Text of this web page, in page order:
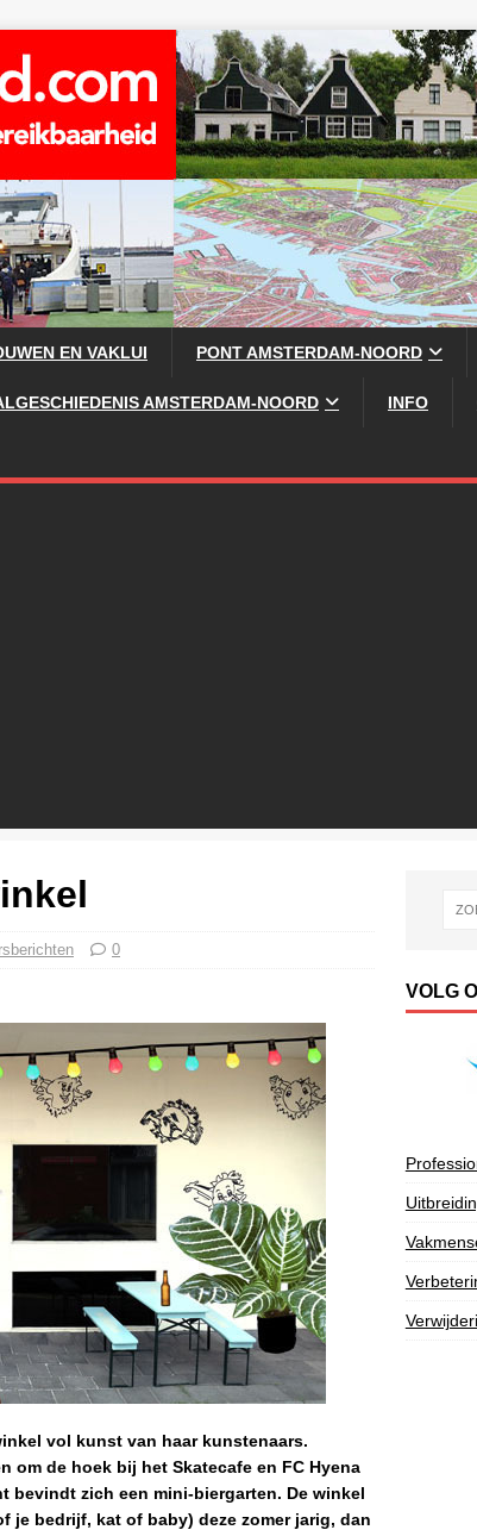
EN VAKLUI PONT AMSTERDAM-NOORD
AMSTERDAM-NOORD INFO
0
vol kunst van haar kunstenaars.
om de hoek bij het Skatecafe en FC Hyena
bevindt zich een mini-biergarten. De winkel
je bedrijf, kat of baby) deze zomer jarig, dan
VOLG